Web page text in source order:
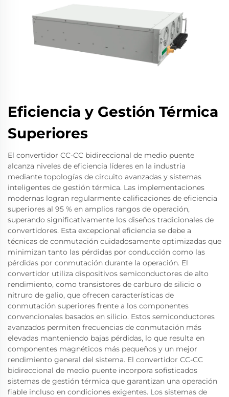
Eficiencia y Gestión Térmica
Superiores
El convertidor CC-CC bidireccional de medio puente
alcanza niveles de eficiencia líderes en la industria
mediante topologías de circuito avanzadas y sistemas
inteligentes de gestión térmica. Las implementaciones
modernas logran regularmente calificaciones de eficiencia
superiores al 95 % en amplios rangos de operación,
superando significativamente los diseños tradicionales de
convertidores. Esta excepcional eficiencia se debe a
técnicas de conmutación cuidadosamente optimizadas que
minimizan tanto las pérdidas por conducción como las
pérdidas por conmutación durante la operación. El
convertidor utiliza dispositivos semiconductores de alto
rendimiento, como transistores de carburo de silicio o
nitruro de galio, que ofrecen características de
conmutación superiores frente a los componentes
convencionales basados en silicio. Estos semiconductores
avanzados permiten frecuencias de conmutación más
elevadas manteniendo bajas pérdidas, lo que resulta en
componentes magnéticos más pequeños y un mejor
rendimiento general del sistema. El convertidor CC-CC
bidireccional de medio puente incorpora sofisticados
sistemas de gestión térmica que garantizan una operación
fiable incluso en condiciones exigentes. Los sistemas de